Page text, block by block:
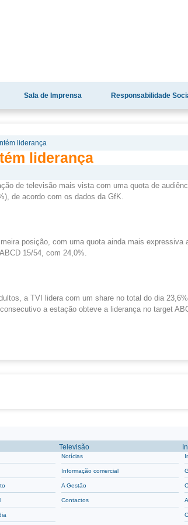
Sala de Imprensa Responsabilidade
liderança
liderança
de televisão mais vista com uma quota de
de acordo com os dados da GfK.
posição, com uma quota ainda mais expressiva
15/54, com 24,0%.
a TVI lidera com um share no total do dia
a estação obteve a liderança no target
Televisão
Notícias
Informação comercial
A Gestão
Contactos